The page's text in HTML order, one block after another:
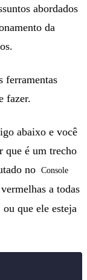
abordados
da
ferramentas
fazer.
abaixo e você
que é um trecho
no Console
a todas
ou que ele esteja